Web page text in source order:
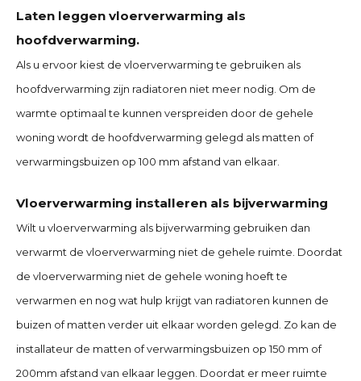
Laten leggen vloerverwarming als
hoofdverwarming.
Als u ervoor kiest de vloerverwarming te gebruiken als
hoofdverwarming zijn radiatoren niet meer nodig. Om de
warmte optimaal te kunnen verspreiden door de gehele
woning wordt de hoofdverwarming gelegd als matten of
verwarmingsbuizen op 100 mm afstand van elkaar.
Vloerverwarming installeren als bijverwarming
Wilt u vloerverwarming als bijverwarming gebruiken dan
verwarmt de vloerverwarming niet de gehele ruimte. Doordat
de vloerverwarming niet de gehele woning hoeft te
verwarmen en nog wat hulp krijgt van radiatoren kunnen de
buizen of matten verder uit elkaar worden gelegd. Zo kan de
installateur de matten of verwarmingsbuizen op 150 mm of
200mm afstand van elkaar leggen. Doordat er meer ruimte